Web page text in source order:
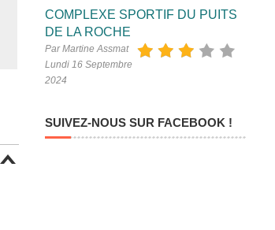
COMPLEXE SPORTIF DU PUITS
DE LA ROCHE
Par Martine Assmat
Lundi 16 Septembre
2024
SUIVEZ-NOUS SUR FACEBOOK !